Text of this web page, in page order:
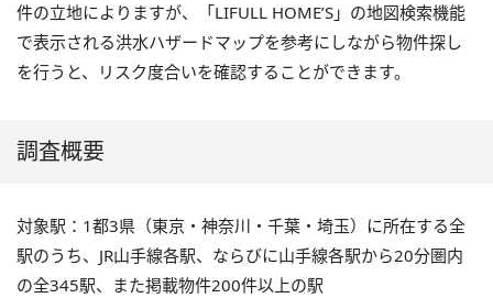
件の立地によりますが、「LIFULL HOME’S」の地図検索機能
で表示される洪水ハザードマップを参考にしながら物件探し
を行うと、リスク度合いを確認することができます。
調査概要
対象駅：1都3県（東京・神奈川・千葉・埼玉）に所在する全
駅のうち、JR山手線各駅、ならびに山手線各駅から20分圏内
の全345駅、また掲載物件200件以上の駅